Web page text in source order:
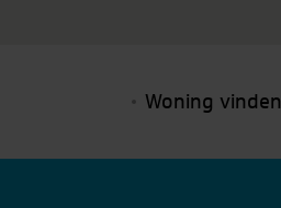
Woning vinden